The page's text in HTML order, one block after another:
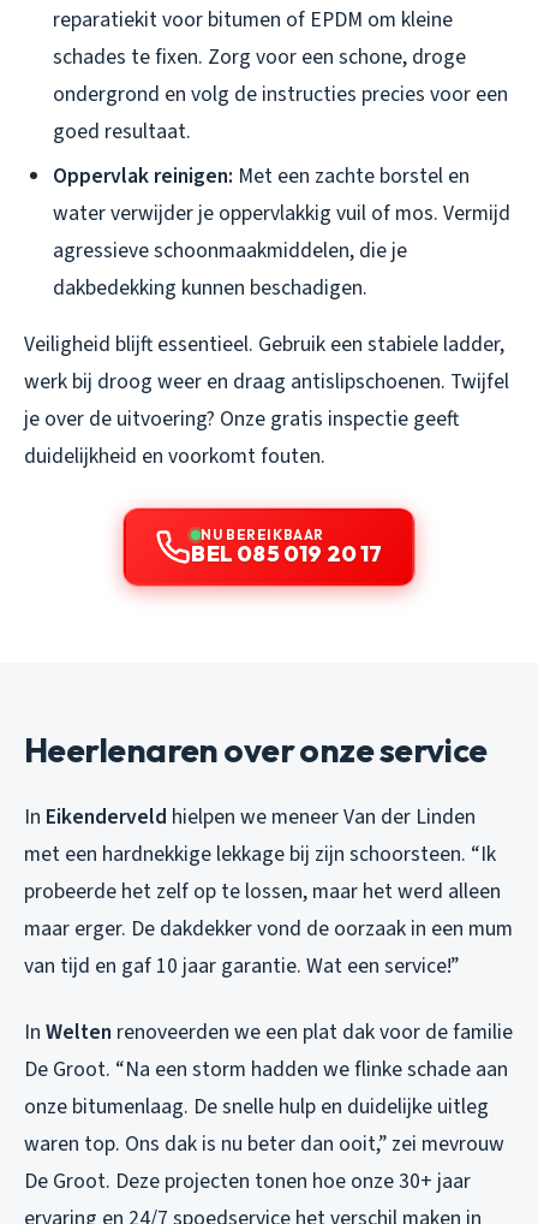
reparatiekit voor bitumen of EPDM om kleine
schades te fixen. Zorg voor een schone, droge
ondergrond en volg de instructies precies voor een
goed resultaat.
Oppervlak reinigen: Met een zachte borstel en
water verwijder je oppervlakkig vuil of mos. Vermijd
agressieve schoonmaakmiddelen, die je
dakbedekking kunnen beschadigen.
Veiligheid blijft essentieel. Gebruik een stabiele ladder,
werk bij droog weer en draag antislipschoenen. Twijfel
je over de uitvoering? Onze gratis inspectie geeft
duidelijkheid en voorkomt fouten.
NU BEREIKBAAR
BEL 085 019 20 17
Heerlenaren over onze service
In Eikenderveld hielpen we meneer Van der Linden
met een hardnekkige lekkage bij zijn schoorsteen. “Ik
probeerde het zelf op te lossen, maar het werd alleen
maar erger. De dakdekker vond de oorzaak in een mum
van tijd en gaf 10 jaar garantie. Wat een service!”
In Welten renoveerden we een plat dak voor de familie
De Groot. “Na een storm hadden we flinke schade aan
onze bitumenlaag. De snelle hulp en duidelijke uitleg
waren top. Ons dak is nu beter dan ooit,” zei mevrouw
De Groot. Deze projecten tonen hoe onze 30+ jaar